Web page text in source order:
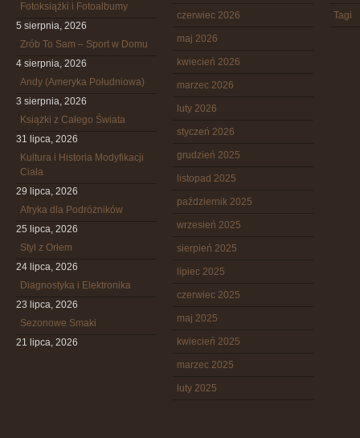
Fotoksiążki i Fotoalbumy
5 sierpnia, 2026
Zrób To Sam – Sport w Domu
4 sierpnia, 2026
Andy (Ameryka Południowa)
3 sierpnia, 2026
Książki z Całego Świata
31 lipca, 2026
Kultura i Historia Modyfikacji
Ciała
29 lipca, 2026
Afryka dla Podróżników
25 lipca, 2026
Styl z Orłem
24 lipca, 2026
Diagnostyka i Elektronika
23 lipca, 2026
Sezonowe Smaki
21 lipca, 2026
czerwiec 2026
maj 2026
kwiecień 2026
marzec 2026
luty 2026
styczeń 2026
grudzień 2025
listopad 2025
październik 2025
wrzesień 2025
sierpień 2025
lipiec 2025
czerwiec 2025
maj 2025
kwiecień 2025
marzec 2025
luty 2025
Tagi